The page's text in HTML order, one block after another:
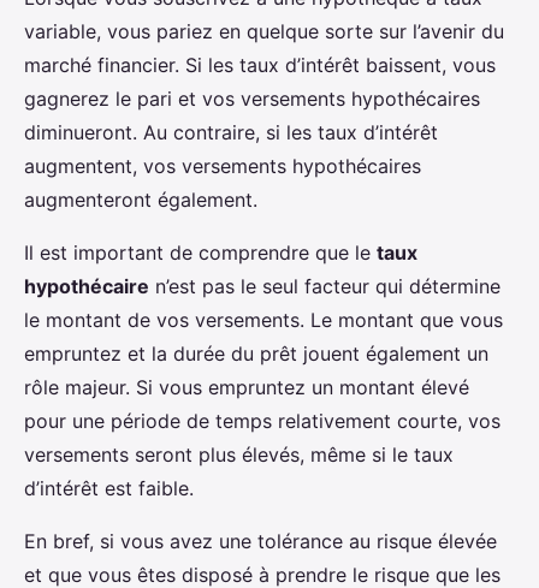
variable, vous pariez en quelque sorte sur l’avenir du
marché financier. Si les taux d’intérêt baissent, vous
gagnerez le pari et vos versements hypothécaires
diminueront. Au contraire, si les taux d’intérêt
augmentent, vos versements hypothécaires
augmenteront également.
Il est important de comprendre que le taux
hypothécaire n’est pas le seul facteur qui détermine
le montant de vos versements. Le montant que vous
empruntez et la durée du prêt jouent également un
rôle majeur. Si vous empruntez un montant élevé
pour une période de temps relativement courte, vos
versements seront plus élevés, même si le taux
d’intérêt est faible.
En bref, si vous avez une tolérance au risque élevée
et que vous êtes disposé à prendre le risque que les